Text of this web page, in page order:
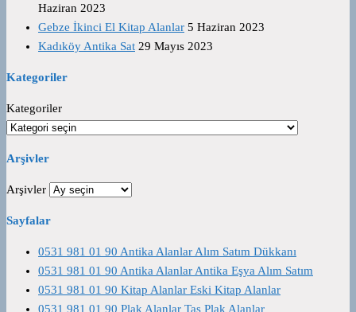
Haziran 2023
Gebze İkinci El Kitap Alanlar 5 Haziran 2023
Kadıköy Antika Sat 29 Mayıs 2023
Kategoriler
Kategoriler
Arşivler
Arşivler
Sayfalar
0531 981 01 90 Antika Alanlar Alım Satım Dükkanı
0531 981 01 90 Antika Alanlar Antika Eşya Alım Satım
0531 981 01 90 Kitap Alanlar Eski Kitap Alanlar
0531 981 01 90 Plak Alanlar Taş Plak Alanlar